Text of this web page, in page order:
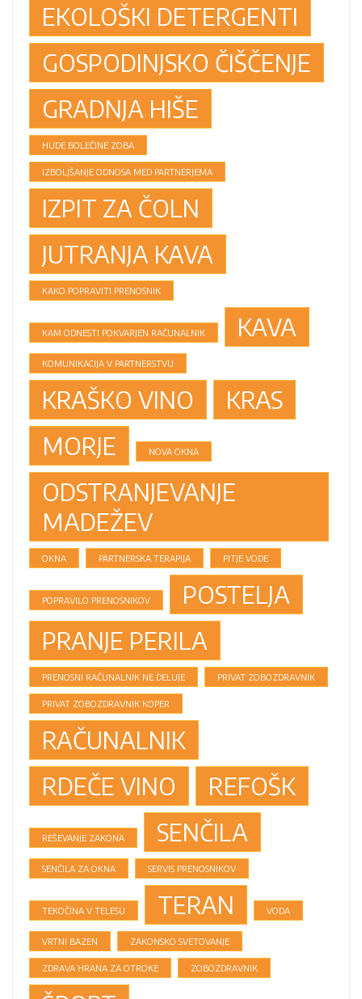
EKOLOŠKI DETERGENTI
GOSPODINJSKO ČIŠČENJE
GRADNJA HIŠE
HUDE BOLEČINE ZOBA
IZBOLJŠANJE ODNOSA MED PARTNERJEMA
IZPIT ZA ČOLN
JUTRANJA KAVA
KAKO POPRAVITI PRENOSNIK
KAM ODNESTI POKVARJEN RAČUNALNIK KAVA
KOMUNIKACIJA V PARTNERSTVU
KRAŠKO VINO
KRAS
MORJE
NOVA OKNA
ODSTRANJEVANJE
MADEŽEV
OKNA PARTNERSKA TERAPIJA PITJE VODE
POPRAVILO PRENOSNIKOV
POSTELJA
PRANJE PERILA
PRENOSNI RAČUNALNIK NE DELUJE PRIVAT ZOBOZDRAVNIK
PRIVAT ZOBOZDRAVNIK KOPER
RAČUNALNIK
RDEČE VINO
REFOŠK
REŠEVANJE ZAKONA SENČILA
SENČILA ZA OKNA SERVIS PRENOSNIKOV
TEKOČINA V TELESU TERAN VODA
VRTNI BAZEN ZAKONSKO SVETOVANJE
ZDRAVA HRANA ZA OTROKE ZOBOZDRAVNIK